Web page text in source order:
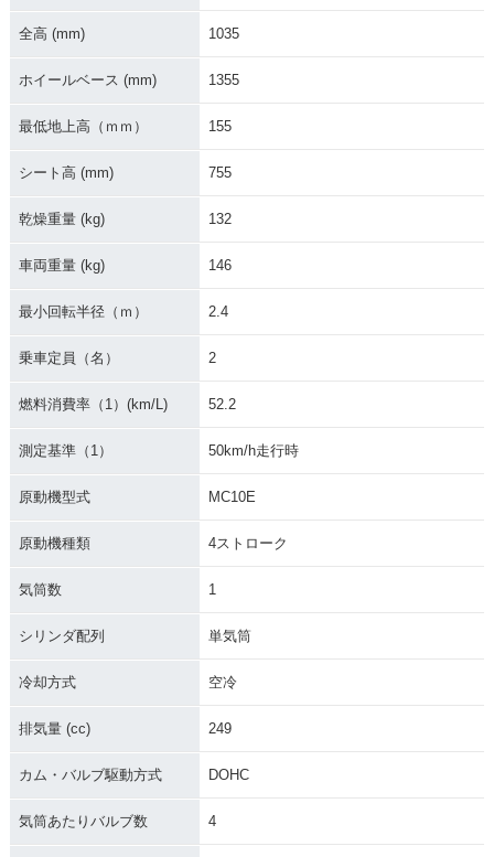
全高 (mm) 1035
ホイールベース (mm) 1355
最低地上高（ｍｍ） 155
シート高 (mm) 755
乾燥重量 (kg) 132
車両重量 (kg) 146
最小回転半径（ｍ） 2.4
乗車定員（名） 2
燃料消費率（1）(km/L) 52.2
測定基準（1） 50km/h走行時
原動機型式 MC10E
原動機種類 4ストローク
気筒数 1
シリンダ配列 単気筒
冷却方式 空冷
排気量 (cc) 249
カム・バルブ駆動方式 DOHC
気筒あたりバルブ数 4